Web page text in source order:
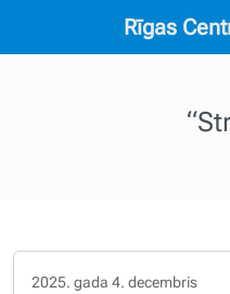
Rīgas
2025. gada 4. decembris